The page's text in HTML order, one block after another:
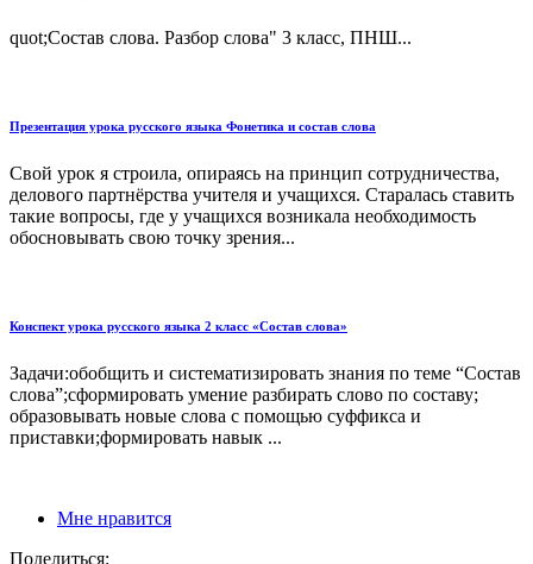
quot;Состав слова. Разбор слова" 3 класс, ПНШ...
Презентация урока русского языка Фонетика и состав слова
Свой урок я строила, опираясь на принцип сотрудничества,
делового партнёрства учителя и учащихся. Старалась ставить
такие вопросы, где у учащихся возникала необходимость
обосновывать свою точку зрения...
Конспект урока русского языка 2 класс «Состав слова»
Задачи:обобщить и систематизировать знания по теме “Состав
слова”;сформировать умение разбирать слово по составу;
образовывать новые слова с помощью суффикса и
приставки;формировать навык ...
Мне нравится
Поделиться: